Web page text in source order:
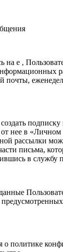
на е ,
почты,
от нее в «Личном
рассылки
письма,
в службу
политике